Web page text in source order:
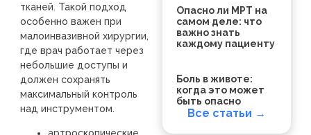
тканей. Такой подход
особенно важен при
малоинвазивной хирургии,
где врач работает через
небольшие доступы и
должен сохранять
максимальный контроль
над инструментом.
Опасно ли МРТ на
самом деле: что
важно знать
каждому пациенту
Боль в животе:
когда это может
быть опасно
Все статьи →